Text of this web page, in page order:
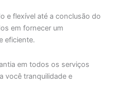
e flexível até a conclusão do
em fornecer um
eficiente.
em todos os serviços
você tranquilidade e